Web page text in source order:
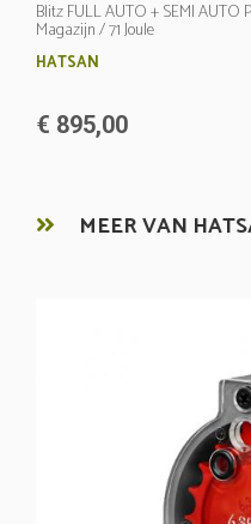
Blitz FULL AUTO + SEMI AUTO
Magazijn / 71 Joule
HATSAN
€ 895,00
MEER VAN